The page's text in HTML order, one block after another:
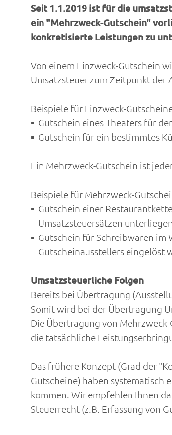
Seit 1.1.2019 ist für die
ein "Mehrzweck-Gutschein"
konkretisierte Leistungen zu
Von einem Einzweck-Gutschein
Umsatzsteuer zum Zeitpunkt der
Beispiele für Einzweck-
Gutschein eines Theaters für
Gutschein für ein bestimmtes
Ein Mehrzweck-Gutschein ist
Beispiele für Mehrzweck-
Gutschein einer
Umsatzsteuersätzen
Gutschein für Schreibwaren im
Gutscheinausstellers eingelöst
Umsatzsteuerliche Folgen
Bereits bei Übertragung
Somit wird bei der Übertragung
Die Übertragung von
die tatsächliche
Das frühere Konzept (Grad der
Gutscheine) haben systematisch
kommen. Wir empfehlen Ihnen
Steuerrecht (z.B. Erfassung von